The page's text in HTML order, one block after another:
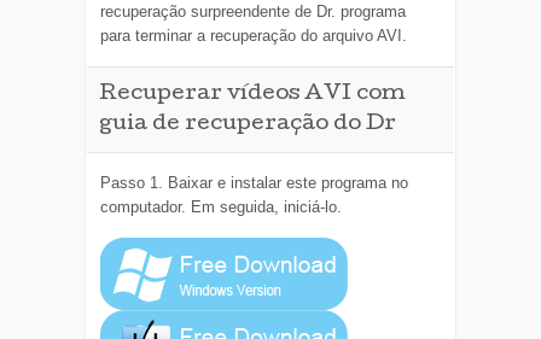
recuperação surpreendente de Dr. programa
para terminar a recuperação do arquivo AVI.
Recuperar vídeos AVI com
guia de recuperação do Dr
Passo 1. Baixar e instalar este programa no
computador. Em seguida, iniciá-lo.